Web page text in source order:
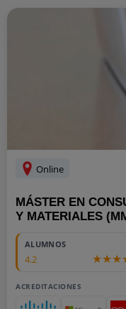
Online
MÁSTER EN
Y MATERIALES
ALUMNOS
4.2
ACREDITACIONES